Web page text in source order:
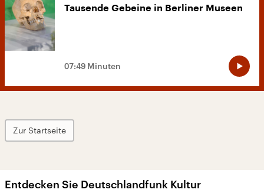
Tausende Gebeine in Berliner Museen
07:49 Minuten
Zur Startseite
Entdecken Sie Deutschlandfunk Kultur